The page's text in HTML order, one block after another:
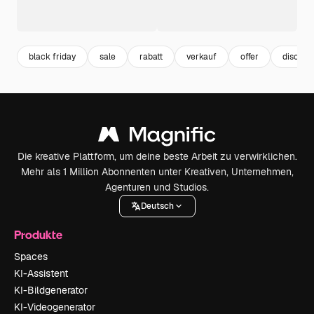
black friday sale rabatt verkauf offer
Die kreative Plattform, um deine beste Arbeit zu verwirklichen.
Mehr als 1 Million Abonnenten unter Kreativen, Unternehmen,
Agenturen und Studios.
Deutsch
Produkte
Spaces
KI-Assistent
KI-Bildgenerator
KI-Videogenerator